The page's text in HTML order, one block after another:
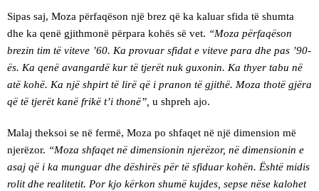
Sipas saj, Moza përfaqëson një brez që ka kaluar sfida të shumta
dhe ka qenë gjithmonë përpara kohës së vet. “Moza përfaqëson
brezin tim të viteve ’60. Ka provuar sfidat e viteve para dhe pas ’90-
ës. Ka qenë avangardë kur të tjerët nuk guxonin. Ka thyer tabu në
atë kohë. Ka një shpirt të lirë që i pranon të gjithë. Moza thotë gjëra
që të tjerët kanë frikë t’i thonë”, u shpreh ajo.
Malaj theksoi se në fermë, Moza po shfaqet në një dimension më
njerëzor. “Moza shfaqet në dimensionin njerëzor, në dimensionin e
asaj që i ka munguar dhe dëshirës për të sfiduar kohën. Është midis
rolit dhe realitetit. Por kjo kërkon shumë kujdes, sepse nëse kalohet